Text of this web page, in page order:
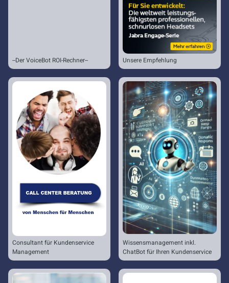
--Der VoiceBot ROI-Rechner-- Unsere Empfehlung
Consultant für Kundenservice
Management
Wissensmanagement inkl.
ChatBot für Ihren Kundenservice